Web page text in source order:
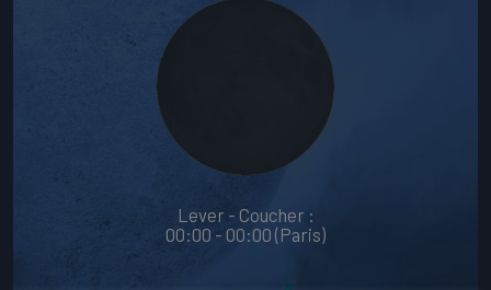
Lever - Coucher :
00:00 - 00:00 (Paris)